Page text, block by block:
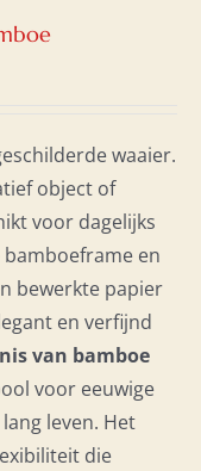
waaier.
object of
voor dagelijks
en
bewerkte papier
en verfijnd
van bamboe
voor eeuwige
leven. Het
die